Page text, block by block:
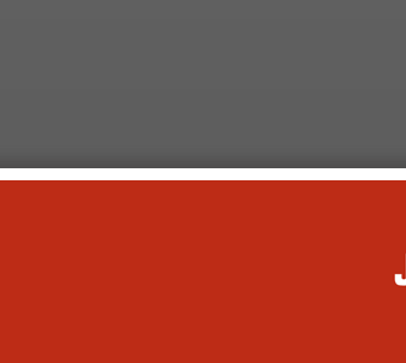
inden for kvantitative data og analyse i statslig
data og analyse i statslig